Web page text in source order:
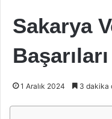
Sakarya
Başarıları
1 Aralık 2024 3 dakika